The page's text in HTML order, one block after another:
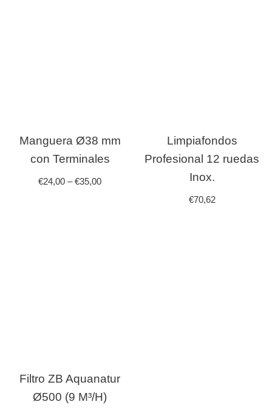
Manguera Ø38 mm
con Terminales
€24,00 –€35,00
Limpiafondos
Profesional 12 ruedas
Inox.
€70,62
Filtro ZB Aquanatur
Ø500 (9 M³/H)